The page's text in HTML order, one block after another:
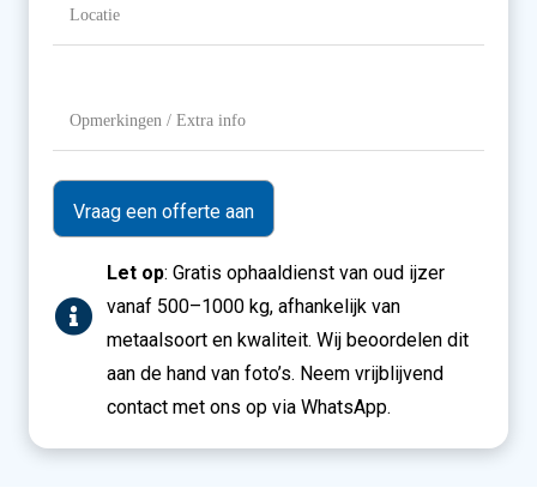
Extra
info
Let op: Gratis ophaaldienst van oud ijzer
vanaf 500–1000 kg, afhankelijk van
metaalsoort en kwaliteit. Wij beoordelen dit
aan de hand van foto’s. Neem vrijblijvend
contact met ons op via WhatsApp.